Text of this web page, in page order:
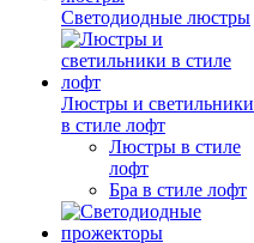
Светодиодные люстры
Люстры и светильники
в стиле лофт
Люстры в стиле
лофт
Бра в стиле лофт